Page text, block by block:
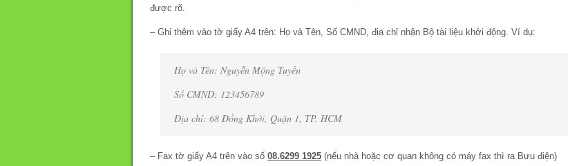
được rõ.
– Ghi thêm vào tờ giấy A4 trên: Họ và Tên, Số CMND, địa chỉ nhận Bộ tài liệu khởi động. Ví dụ:
Họ và Tên: Nguyễn Mộng Tuyền
Số CMND: 123456789
Địa chỉ: 68 Đồng Khởi, Quận 1, TP. HCM
– Fax tờ giấy A4 trên vào số 08.6299 1925 (nếu nhà hoặc cơ quan không có máy fax thì ra Bưu điện)